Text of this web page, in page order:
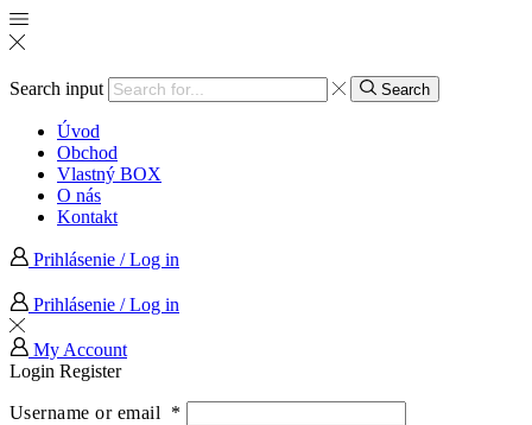
Search input Search
Úvod
Obchod
Vlastný BOX
O nás
Kontakt
Prihlásenie / Log in
Prihlásenie / Log in
My Account
Login Register
Username or email *